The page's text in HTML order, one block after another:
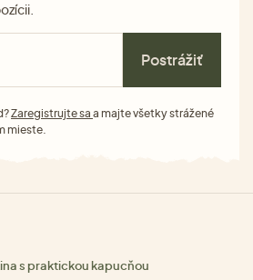
Postrážiť
Zaregistrujte sa a majte všetky strážené
mieste.
s praktickou kapucňou